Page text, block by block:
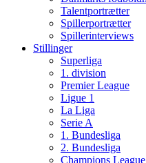
Talentportrætter
Spillerportrætter
Spillerinterviews
Stillinger
Superliga
1. division
Premier League
Ligue 1
La Liga
Serie A
1. Bundesliga
2. Bundesliga
Champions League